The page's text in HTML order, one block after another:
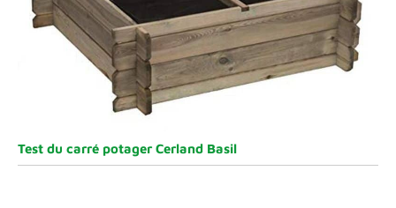
Test du carré potager Cerland Basil